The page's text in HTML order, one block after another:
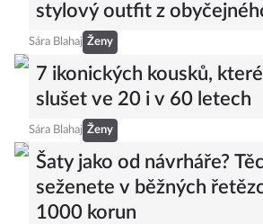
stylový outfit z
Sára Blahaj Ženy
7 ikonických kousků,
slušet ve 20 i v 60 letech
Sára Blahaj Ženy
Šaty jako od návrháře?
seženete v běžných
1000 korun